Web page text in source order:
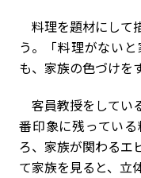
料理を題材にして
う。「料理がない
も、家族の色づけを
客員教授をしてい
番印象に残ってい
ろ、家族が関わるエ
て家族を見ると、立